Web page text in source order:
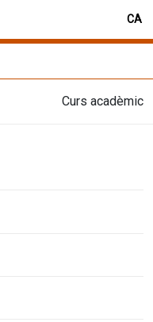
CA
Curs acadèmic